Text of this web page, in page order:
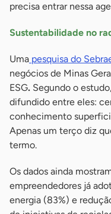
precisa entrar nessa
Sustentabilidade no
Uma pesquisa do
negócios de Minas
ESG. Segundo o
difundido entre eles:
conhecimento
Apenas um terço diz
termo.
Os dados ainda
empreendedores já
energia (83%) e